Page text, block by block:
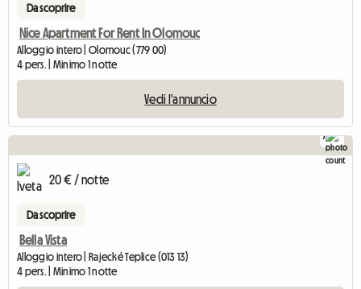
Da scoprire
Nice Apartment For Rent In Olomouc
Alloggio intero | Olomouc (779 00)
4 pers. | Minimo 1 notte
Vedi l'annuncio
7
20 € / notte
Da scoprire
Bella Vista
Alloggio intero | Rajecké Teplice (013 13)
4 pers. | Minimo 1 notte